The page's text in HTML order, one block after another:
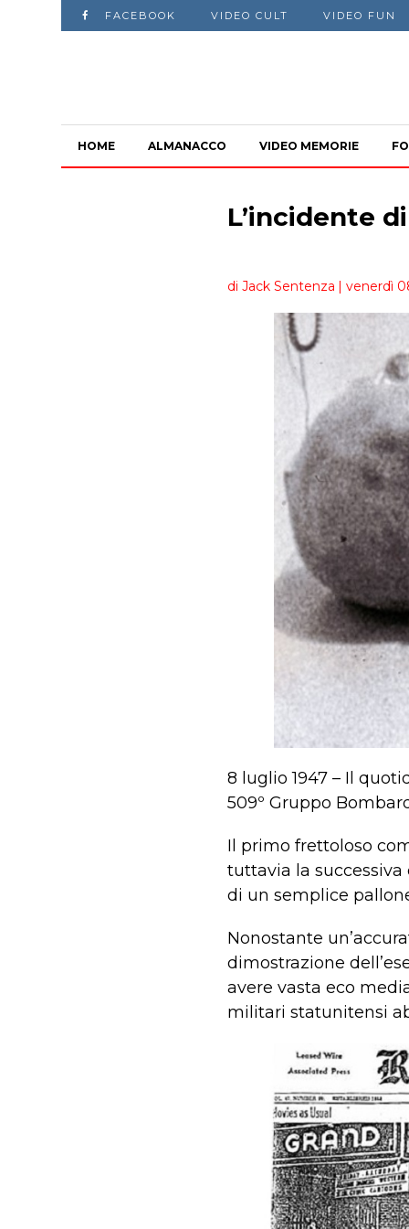
FACEBOOK VIDEO CULT VIDEO FUN
HOME ALMANACCO VIDEO MEMORIE
L’incidente
di Jack Sentenza | venerdì
8 luglio 1947 – Il
509º Gruppo
Il primo frettoloso
tuttavia la
di un semplice
Nonostante
dimostrazione
avere vasta eco
militari statunitensi